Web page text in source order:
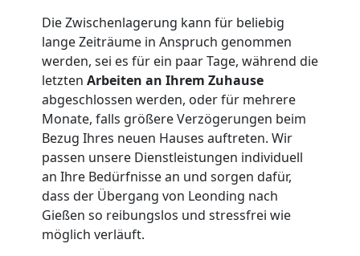
Die Zwischenlagerung kann für beliebig
lange Zeiträume in Anspruch genommen
werden, sei es für ein paar Tage, während die
letzten Arbeiten an Ihrem Zuhause
abgeschlossen werden, oder für mehrere
Monate, falls größere Verzögerungen beim
Bezug Ihres neuen Hauses auftreten. Wir
passen unsere Dienstleistungen individuell
an Ihre Bedürfnisse an und sorgen dafür,
dass der Übergang von Leonding nach
Gießen so reibungslos und stressfrei wie
möglich verläuft.